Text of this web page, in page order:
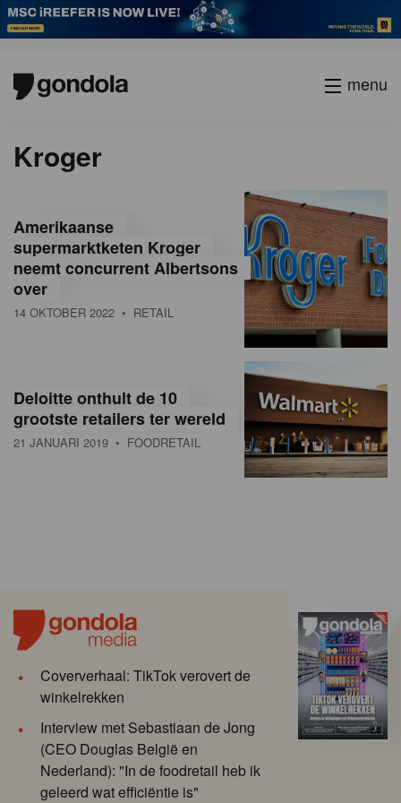
menu
Kroger
Amerikaanse
supermarktketen Kroger
neemt concurrent Albertsons
over
14 OKTOBER 2022 • RETAIL
Deloitte onthult de 10
grootste retailers ter wereld
21 JANUARI 2019 • FOODRETAIL
Coververhaal: TikTok verovert de
winkelrekken
Interview met Sebastiaan de Jong
(CEO Douglas België en
Nederland): "In de foodretail heb ik
geleerd wat efficiëntie is"